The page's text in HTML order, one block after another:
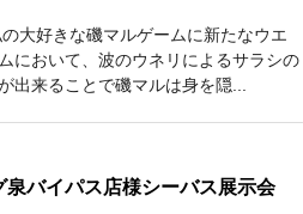
大好きな磯マルゲームに新たなウエ
において、波のウネリによるサラシの
出来ることで磯マルは身を隠...
バイパス店様シーバス展示会